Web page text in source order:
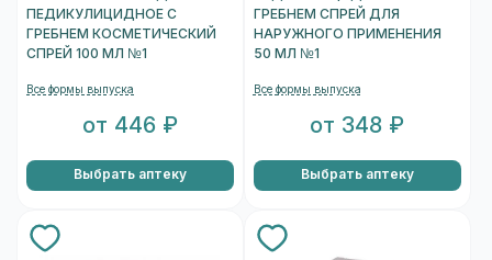
ПЕДИКУЛИЦИДНОЕ С
ГРЕБНЕМ КОСМЕТИЧЕСКИЙ
СПРЕЙ 100 МЛ №1
Все формы выпуска
от 446 ₽
Выбрать аптеку
ГРЕБНЕМ СПРЕЙ ДЛЯ
НАРУЖНОГО ПРИМЕНЕНИЯ
50 МЛ №1
Все формы выпуска
от 348 ₽
Выбрать аптеку